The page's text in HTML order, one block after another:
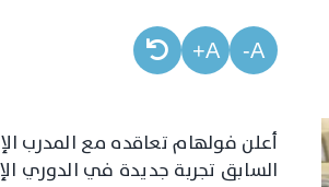
A-
A+
السابق تجربة جديدة في الدوري